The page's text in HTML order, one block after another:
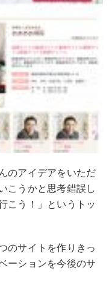
のアイデアをいただ
こうかと思考錯誤し
こう！」というトッ
のサイトを作りきっ
ーションを今後のサ